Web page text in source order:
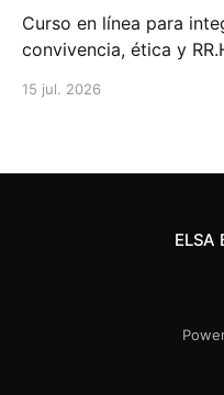
Curso en línea para
convivencia, ética y
15 jul. 2026
ELSA